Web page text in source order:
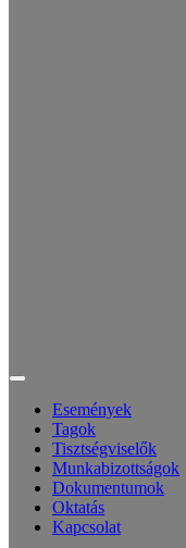
Események
Tagok
Tisztségviselők
Munkabizottságok
Dokumentumok
Oktatás
Kapcsolat